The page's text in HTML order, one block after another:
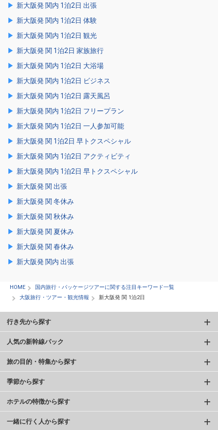
新大阪発 関内 1泊2日 出張
新大阪発 関内 1泊2日 体験
新大阪発 関内 1泊2日 観光
新大阪発 関 1泊2日 家族旅行
新大阪発 関内 1泊2日 大浴場
新大阪発 関内 1泊2日 ビジネス
新大阪発 関内 1泊2日 露天風呂
新大阪発 関内 1泊2日 フリープラン
新大阪発 関内 1泊2日 一人参加可能
新大阪発 関 1泊2日 早トクスペシャル
新大阪発 関内 1泊2日 アクティビティ
新大阪発 関内 1泊2日 早トクスペシャル
新大阪発 関 出張
新大阪発 関 冬休み
新大阪発 関 秋休み
新大阪発 関 夏休み
新大阪発 関 春休み
新大阪発 関内 出張
HOME
国内旅行・パッケージツアーに関する注目キーワード一覧
大阪旅行・ツアー・観光情報
新大阪発 関 1泊2日
行き先から探す
人気の新幹線パック
旅の目的・特集から探す
季節から探す
ホテルの特徴から探す
一緒に行く人から探す